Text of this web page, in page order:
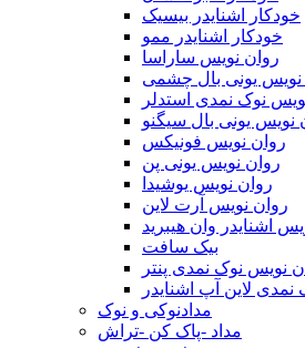
خودکار اشنایدر بیسیک
خودکار اشنایدر ممو
روان نویس ساراسا
نویس یونی بال چشمی
نوک نمدی استدلر
نویس یونی بال سیگنو
روان نویس فونیکس
روان نویس یونی پن
روان نویس یوشیدا
روان نویس آرت لاین
اشنایدر وان هیبرید
بیک سافت
نویس نوک نمدی پنتر
لاین آپ اشنایدر
مدادنوکی و نوک
مداد -پاک کن -تراش